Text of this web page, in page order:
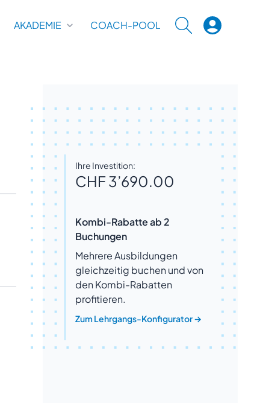
AKADEMIE COACH-POOL SUCHE
Ihre Investition:
CHF 3’690.00
Kombi-Rabatte ab 2
Buchungen
Mehrere Ausbildungen
gleichzeitig buchen und von
den Kombi-Rabatten
profitieren.
Zum Lehrgangs-Konfigurator→